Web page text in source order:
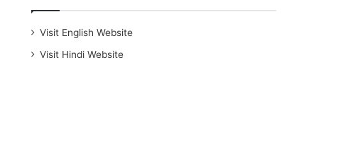
Visit English Website
Visit Hindi Website